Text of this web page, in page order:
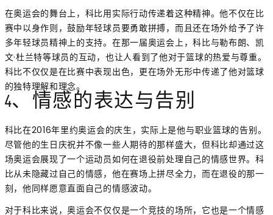
在奥运会的舞台上，科比用实际行动传递着这种精神。他不仅在比
赛中以身作则，鼓励年轻球员要勇敢拼搏，而且还在场外给予了许
多年轻球员精神上的支持。在那一届奥运会上，科比与勒布朗、凯
文·杜兰特等球员的互动，也让人看到了他对于篮球的热爱与尊重。
科比不仅仅是在比赛中表现出色，更在场外无形中传递了他对篮球
的独特理解和理念。
4、情感的表达与告别
科比在2016年里约奥运会的庆生，实际上是他与职业篮球的告别。
尽管他的生日庆祝并不像一些人期待的那样盛大，但科比却通过这
场奥运会展现了一个运动员如何在退役前处理自己的情感世界。科
比从未隐藏过自己的情感，他在赛场上拼尽全力，而在退役的那一
刻，他同样愿意直面自己的情感波动。
对于科比来说，奥运会不仅仅是一个竞技的场所，它也是一个情感